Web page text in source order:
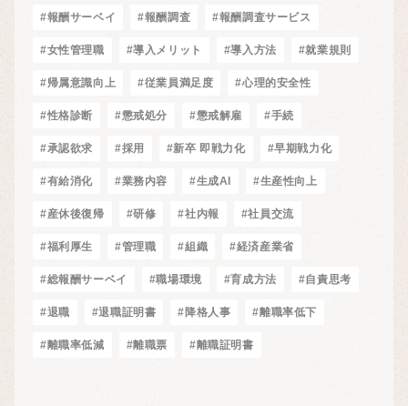
#報酬サーベイ #報酬調査 #報酬調査サービス
#女性管理職 #導入メリット #導入方法 #就業規則
#帰属意識向上 #従業員満足度 #心理的安全性
#性格診断 #懲戒処分 #懲戒解雇 #手続
#承認欲求 #採用 #新卒 即戦力化 #早期戦力化
#有給消化 #業務内容 #生成AI #生産性向上
#産休後復帰 #研修 #社内報 #社員交流
#福利厚生 #管理職 #組織 #経済産業省
#総報酬サーベイ #職場環境 #育成方法 #自責思考
#退職 #退職証明書 #降格人事 #離職率低下
#離職率低減 #離職票 #離職証明書